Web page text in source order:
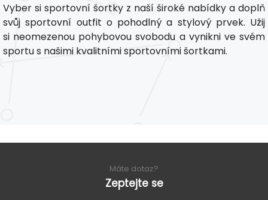
Vyber si sportovní šortky z naší široké nabídky a doplň
svůj sportovní outfit o pohodlný a stylový prvek. Užij
si neomezenou pohybovou svobodu a vynikni ve svém
sportu s našimi kvalitními sportovními šortkami.
Máte dotaz?
Zeptejte se